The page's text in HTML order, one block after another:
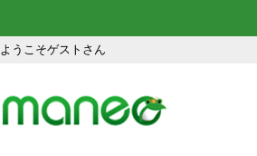
ようこそゲストさん